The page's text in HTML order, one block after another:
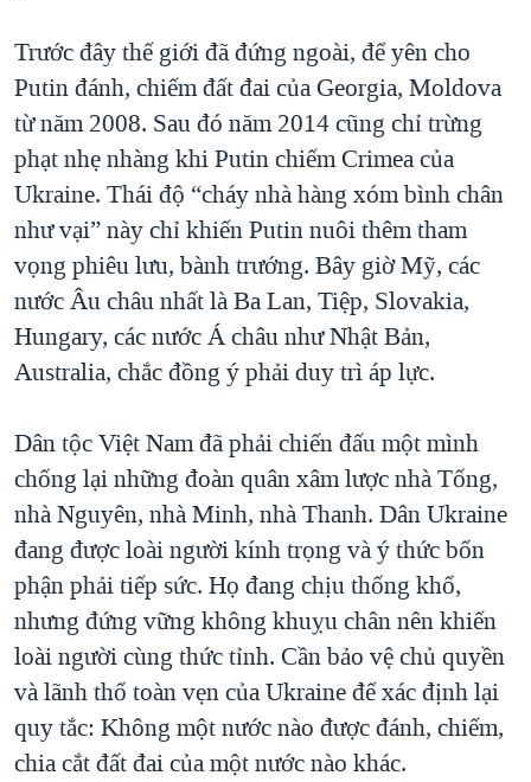
Trước đây thế giới đã đứng ngoài, để yên cho
Putin đánh, chiếm đất đai của Georgia, Moldova
từ năm 2008. Sau đó năm 2014 cũng chỉ trừng
phạt nhẹ nhàng khi Putin chiếm Crimea của
Ukraine. Thái độ “cháy nhà hàng xóm bình chân
như vại” này chỉ khiến Putin nuôi thêm tham
vọng phiêu lưu, bành trướng. Bây giờ Mỹ, các
nước Âu châu nhất là Ba Lan, Tiệp, Slovakia,
Hungary, các nước Á châu như Nhật Bản,
Australia, chắc đồng ý phải duy trì áp lực.
Dân tộc Việt Nam đã phải chiến đấu một mình
chống lại những đoàn quân xâm lược nhà Tống,
nhà Nguyên, nhà Minh, nhà Thanh. Dân Ukraine
đang được loài người kính trọng và ý thức bổn
phận phải tiếp sức. Họ đang chịu thống khổ,
nhưng đứng vững không khuỵu chân nên khiến
loài người cùng thức tỉnh. Cần bảo vệ chủ quyền
và lãnh thổ toàn vẹn của Ukraine để xác định lại
quy tắc: Không một nước nào được đánh, chiếm,
chia cắt đất đai của một nước nào khác.